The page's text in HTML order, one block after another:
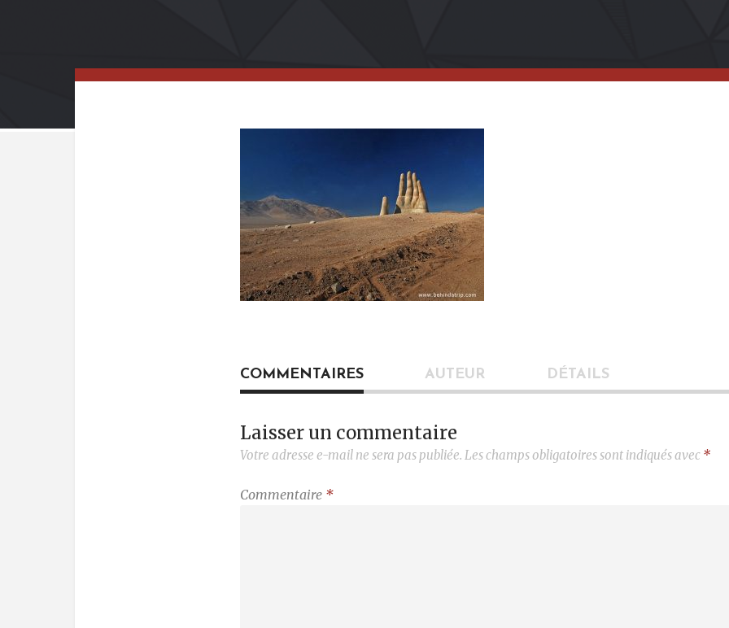
COMMENTAIRES AUTEUR DÉTAILS
Laisser un commentaire
Votre adresse e-mail ne sera pas publiée. Les champs obligatoires sont indiqués avec *
Commentaire *